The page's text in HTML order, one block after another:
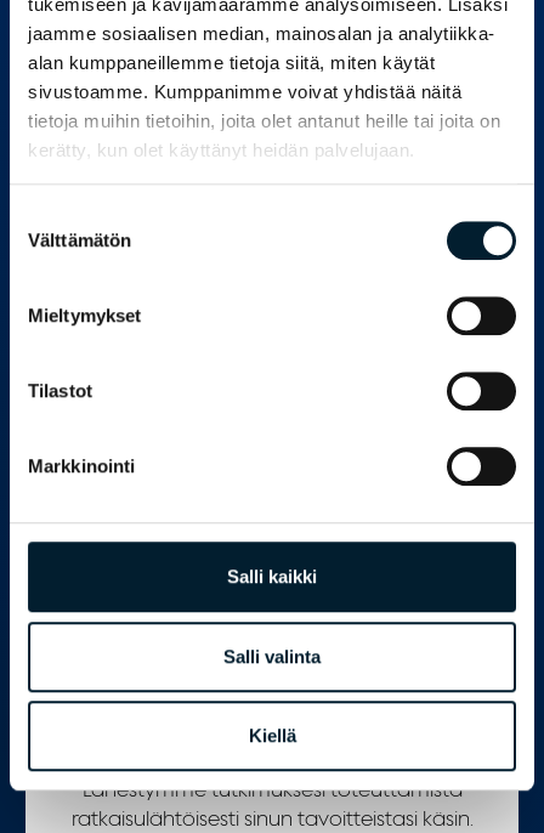
jaamme sosiaalisen median, mainosalan ja analytiikka-
alan kumppaneillemme tietoja siitä, miten käytät
sivustoamme. Kumppanimme voivat yhdistää näitä
tietoja muihin tietoihin, joita olet antanut heille tai joita on
kerätty, kun olet käyttänyt heidän palvelujaan.
valinta
Välttämätön
Mieltymykset
Tilastot
Markkinointi
Salli kaikki
Salli valinta
Kiellä
tukee tutkimustarjoamaamme ja
asemaamme kuluttajaymmärryksen
edelläkävijänä.
LUE LISÄÄ
Tutkittu tieto asiakkaidemme
Yhteistyö asiakkaidemme kanssa perustuu
pitkäaikaiseen kumppanuuteen, tarpeiden ja
Bondata kasvun kumppanina
Lähestymme tutkimuksesi toteuttamista
ratkaisulähtöisesti sinun tavoitteistasi käsin.